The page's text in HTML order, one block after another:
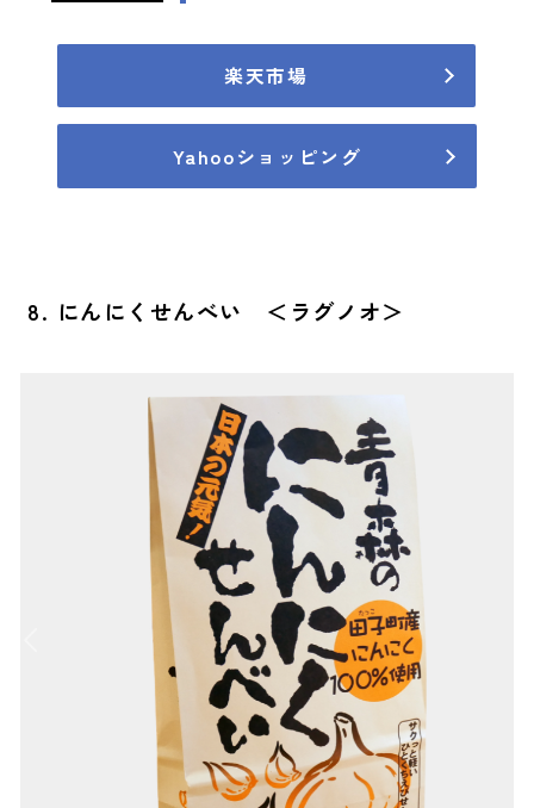
楽天市場
Yahooショッピング
8. にんにくせんべい ＜ラグノオ＞